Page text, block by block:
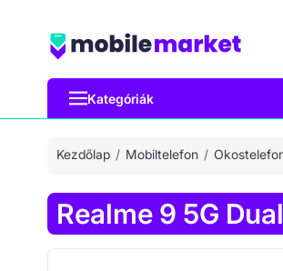
Kategóriák
Kezdőlap Mobiltelefon
Realme 9 5G